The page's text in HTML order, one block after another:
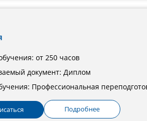
от 250 часов
документ: Диплом
Профессиональная
Подробнее